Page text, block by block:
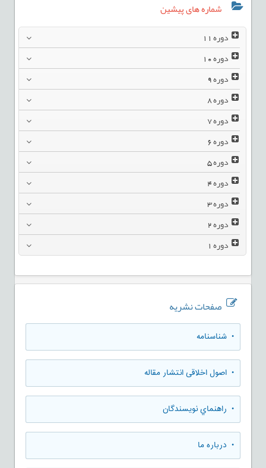
شماره های پیشین
دوره11
دوره10
دوره9
دوره8
دوره7
دوره6
دوره5
دوره4
دوره3
دوره2
دوره1
صفحات نشریه
• شناسنامه
• اصول اخلاقی انتشار مقاله
• راهنماي نويسندگان
• درباره ما